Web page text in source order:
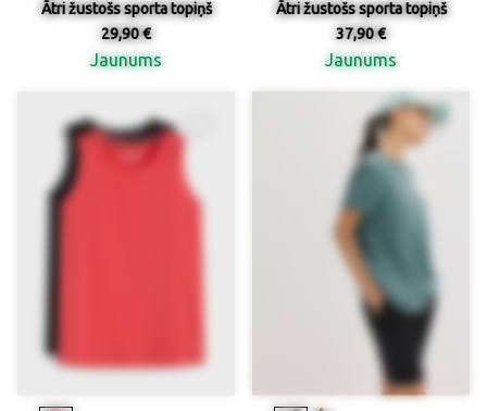
Ātri žustošs sporta topiņš
29,90 €
Jaunums
Ātri žustošs sporta topiņš
37,90 €
Jaunums